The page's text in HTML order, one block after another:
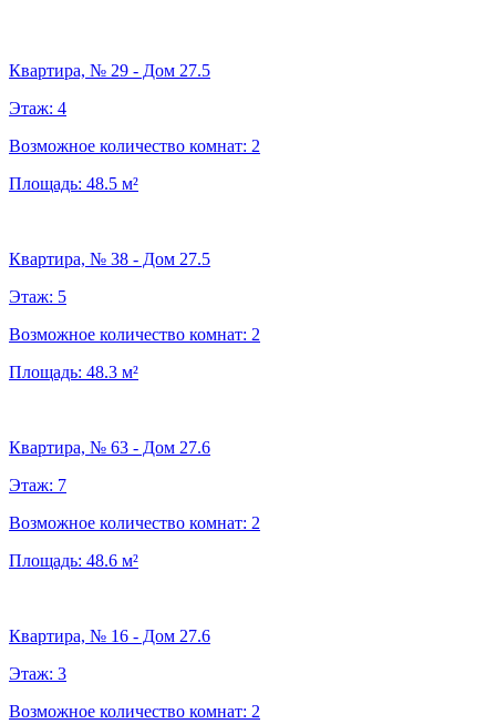
Квартира, № 29 - Дом 27.5
Этаж: 4
Возможное количество комнат: 2
Площадь: 48.5 м²
Квартира, № 38 - Дом 27.5
Этаж: 5
Возможное количество комнат: 2
Площадь: 48.3 м²
Квартира, № 63 - Дом 27.6
Этаж: 7
Возможное количество комнат: 2
Площадь: 48.6 м²
Квартира, № 16 - Дом 27.6
Этаж: 3
Возможное количество комнат: 2